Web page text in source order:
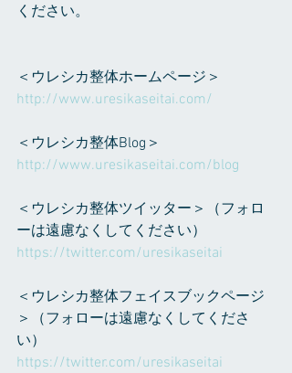
ください。
＜ウレシカ整体ホームページ＞
http://www.uresikaseitai.com/
＜ウレシカ整体Blog＞
http://www.uresikaseitai.com/blog
＜ウレシカ整体ツイッター＞（フォロ
ーは遠慮なくしてください）
https://twitter.com/uresikaseitai
＜ウレシカ整体フェイスブックページ
＞（フォローは遠慮なくしてくださ
い）
https://twitter.com/uresikaseitai